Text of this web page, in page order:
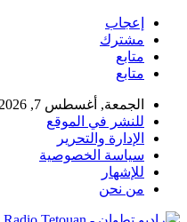
إعجاب
مشترك
متابع
متابع
الجمعة, أغسطس 7, 2026
للنشر في الموقع
الإدارة والتحرير
سياسة الخصوصية
للإشهار
من نحن